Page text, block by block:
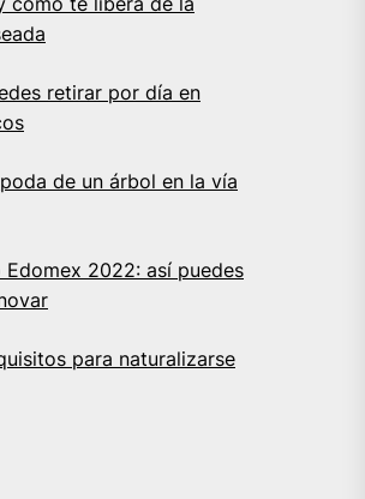
retirar por día en
de un árbol en la vía
Edomex 2022: así puedes
para naturalizarse